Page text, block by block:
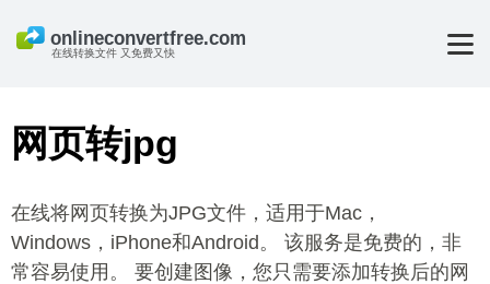
在线转换文件 又免费又快
网页转jpg
在线将网页转换为JPG文件，适用于Mac，
Windows，iPhone和Android。 该服务是免费的，非
常容易使用。 要创建图像，您只需要添加转换后的网